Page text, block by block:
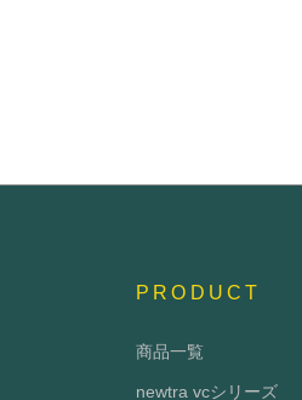
PRODUCT
商品一覧
newtra vcシリーズ